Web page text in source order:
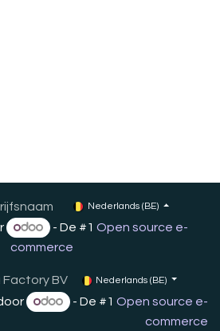
Nederlands (BE)
- De #1 Open source e-
commerce
Factory BV Nederlands (BE)
- De #1 Open source e-
commerce